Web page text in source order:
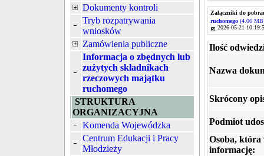
Dokumenty kontroli
Tryb rozpatrywania
wniosków
Zamówienia publiczne
Informacja o zbędnych lub
zużytych składnikach
rzeczowych majątku
ruchomego
STRUKTURA
ORGANIZACYJNA
Komenda Wojewódzka
Centrum Edukacji i Pracy
Młodzieży
Załączniki do
ruchomego (4.06
2026-05-21
Ilość
Nazwa
Skrócony
Podmiot
Osoba, która
informację: